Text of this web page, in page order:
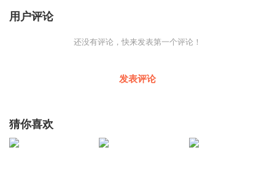
用户评论
还没有评论，快来发表第一个评论！
发表评论
猜你喜欢